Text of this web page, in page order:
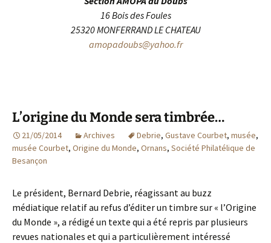
16 Bois des Foules
25320 MONFERRAND LE CHATEAU
amopadoubs@yahoo.fr
L’origine du Monde sera timbrée…
21/05/2014 Archives Debrie, Gustave Courbet, musée,
musée Courbet, Origine du Monde, Ornans, Société Philatélique de
Besançon
Le président, Bernard Debrie, réagissant au buzz
médiatique relatif au refus d’éditer un timbre sur « l’Origine
du Monde », a rédigé un texte qui a été repris par plusieurs
revues nationales et qui a particulièrement intéressé